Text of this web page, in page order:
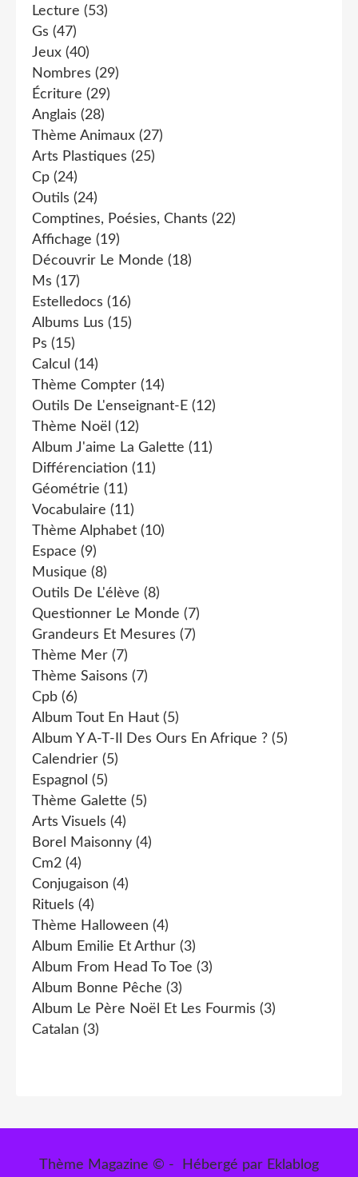
Lecture (53)
Gs (47)
Jeux (40)
Nombres (29)
Écriture (29)
Anglais (28)
Thème Animaux (27)
Arts Plastiques (25)
Cp (24)
Outils (24)
Comptines, Poésies, Chants (22)
Affichage (19)
Découvrir Le Monde (18)
Ms (17)
Estelledocs (16)
Albums Lus (15)
Ps (15)
Calcul (14)
Thème Compter (14)
Outils De L'enseignant-E (12)
Thème Noël (12)
Album J'aime La Galette (11)
Différenciation (11)
Géométrie (11)
Vocabulaire (11)
Thème Alphabet (10)
Espace (9)
Musique (8)
Outils De L'élève (8)
Questionner Le Monde (7)
Grandeurs Et Mesures (7)
Thème Mer (7)
Thème Saisons (7)
Cpb (6)
Album Tout En Haut (5)
Album Y A-T-Il Des Ours En Afrique ? (5)
Calendrier (5)
Espagnol (5)
Thème Galette (5)
Arts Visuels (4)
Borel Maisonny (4)
Cm2 (4)
Conjugaison (4)
Rituels (4)
Thème Halloween (4)
Album Emilie Et Arthur (3)
Album From Head To Toe (3)
Album Bonne Pêche (3)
Album Le Père Noël Et Les Fourmis (3)
Catalan (3)
Thème Magazine © - Hébergé par Eklablog